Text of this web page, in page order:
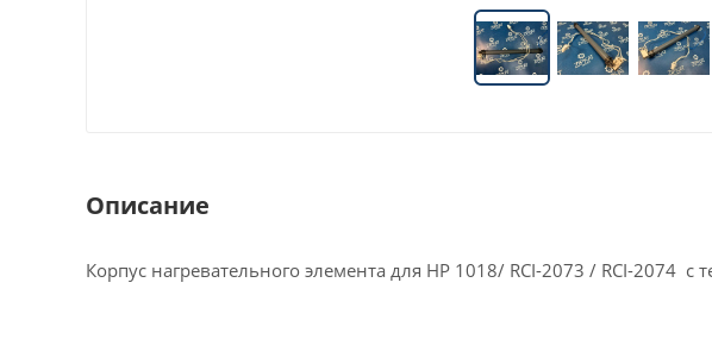
Описание
Корпус нагревательного элемента для HP 1018/ RCI-2073 / RCI-2074